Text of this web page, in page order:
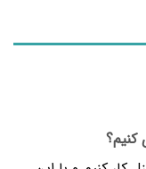
کنیم؟